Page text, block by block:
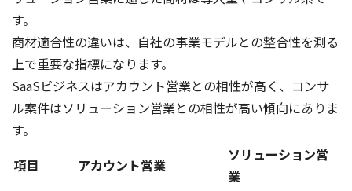
す。
商材適合性の違いは、自社の事業モデルとの整合性を測る
上で重要な指標になります。
SaaSビジネスはアカウント営業との相性が高く、コンサ
ル案件はソリューション営業との相性が高い傾向にありま
す。
項目
アカウント営業
ソリューション営
業